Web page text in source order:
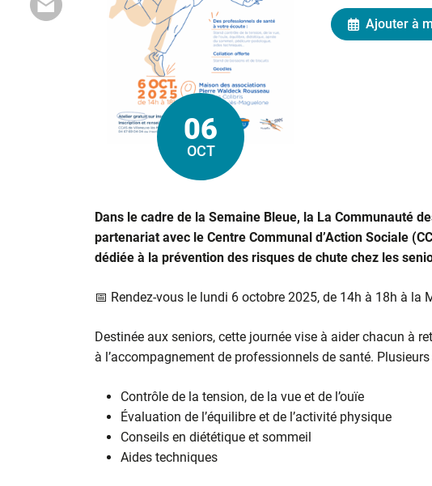
Le
06
OCT
Ajouter à
Dans le cadre de la Semaine Bleue, la La Communauté
partenariat avec le Centre Communal d’Action Sociale
dédiée à la prévention des risques de chute chez les
📅 Rendez-vous le lundi 6 octobre 2025, de 14h à 18h à la
Destinée aux seniors, cette journée vise à aider chacun à
à l’accompagnement de professionnels de santé.
Contrôle de la tension, de la vue et de l’ouïe
Évaluation de l’équilibre et de l’activité physique
Conseils en diététique et sommeil
Aides techniques